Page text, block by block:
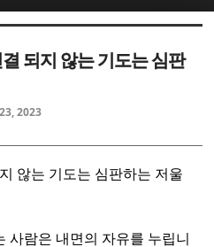
되지 않는 기도는 심판
2023
않는 기도는 심판하는 저울
사람은 내면의 자유를 누립니
케치북5
케치북5
케치북5
케치북5